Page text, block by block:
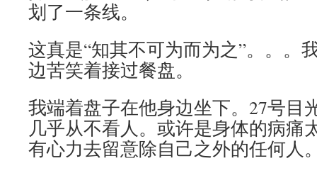
划了一条线。
这真是“知其不可为而为之”。。。
边苦笑着接过餐盘。
我端着盘子在他身边坐下。27号目
几乎从不看人。或许是身体的病痛
有心力去留意除自己之外的任何人